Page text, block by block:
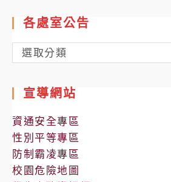
各處室公告
各
處
公
告
選取分類
宣導網站
資通安全專區
性別平等專區
防制霸凌專區
校園危險地圖